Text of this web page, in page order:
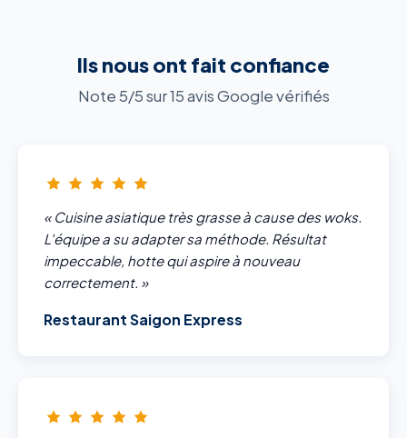
Ils nous ont fait confiance
Note 5/5 sur 15 avis Google vérifiés
« Cuisine asiatique très grasse à cause des woks.
L'équipe a su adapter sa méthode. Résultat
impeccable, hotte qui aspire à nouveau
correctement. »
Restaurant Saigon Express